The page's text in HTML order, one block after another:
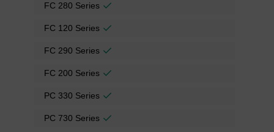
FC 280 Series
FC 120 Series
FC 290 Series
FC 200 Series
PC 330 Series
PC 730 Series